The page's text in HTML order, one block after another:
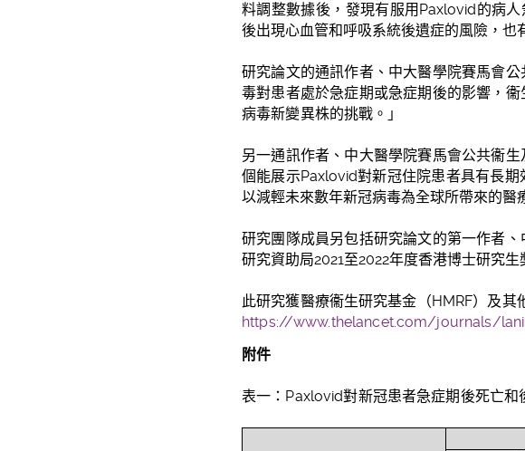
料調整數據後，發現有服用Paxlovid的病
後出現心血管和呼吸系統後遺症的風險，也
研究論文的通訊作者、中大醫學院賽馬會
毒對患者處於急症期或急症期後的影響，
病毒新變異株的挑戰。」
另一通訊作者、中大醫學院賽馬會公共衞
個能展示Paxlovid對新冠住院患者具有長
以減輕未來數年新冠病毒為全球所帶來的醫
研究團隊成員另包括研究論文的第一作者
研究資助局2021至2022年度香港博士研究
此研究獲醫療衞生研究基金（HMRF）及其
https://www.thelancet.com/journals/
附件
表一： Paxlovid對新冠患者急症期後死亡和